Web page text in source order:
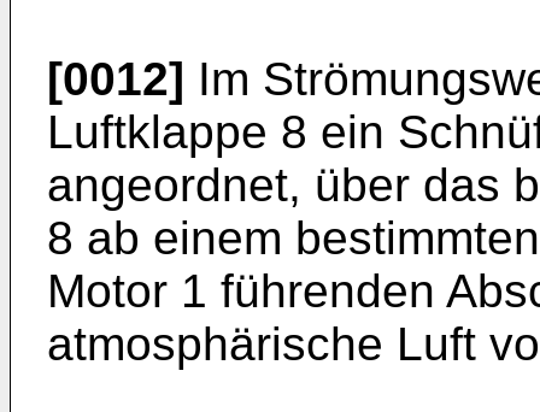
[0012] Im
Luftklappe 8 ein
angeordnet, über das
8 ab einem
Motor 1 führenden
atmosphärische Luft